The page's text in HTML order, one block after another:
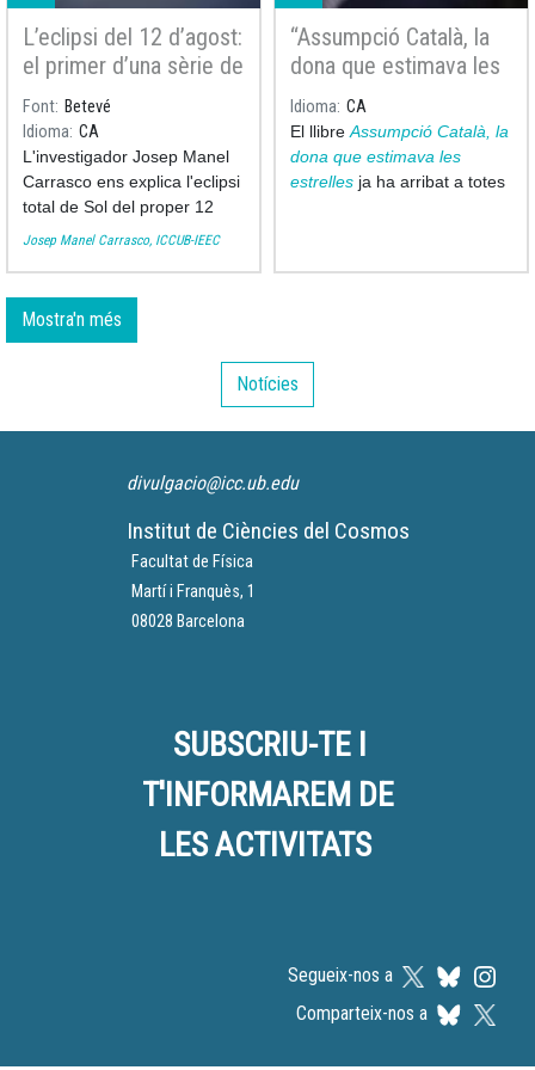
L’eclipsi del 12 d’agost:
el primer d’una sèrie de
tres eclipsis en dos
anys
Font Betevé
Idioma CA
L'investigador Josep Manel
Carrasco ens explica l'eclipsi
total de Sol del proper 12
d'agost de 2026 aBetevé.
Josep Manel Carrasco, ICCUB-IEEC
“Assumpció Català, la
dona que estimava les
estrelles” arriba a totes
les biblioteques de
Catalunya
Idioma CA
El llibreAssumpció Català, la
dona que estimava les
estrelles ja ha arribat a totes
Mostra'n més
Notícies
divulgacio@icc.ub.edu
Institut de Ciències del Cosmos
Facultat de Física
Martí i Franquès, 1
08028 Barcelona
SUBSCRIU-TE I
T'INFORMAREM DE
LES ACTIVITATS
Segueix-nos a
Comparteix-nos a